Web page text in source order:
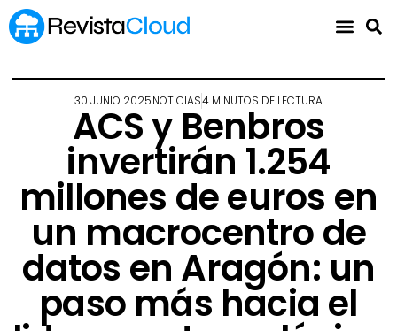
30 JUNIO 2025NOTICIAS4 MINUTOS DE LECTURA
ACS y Benbros
invertirán 1.254
millones de euros en
un macrocentro de
datos en Aragón: un
paso más hacia el